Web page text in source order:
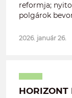
reformja;
polgárok
2026. január 26.
HORIZONT